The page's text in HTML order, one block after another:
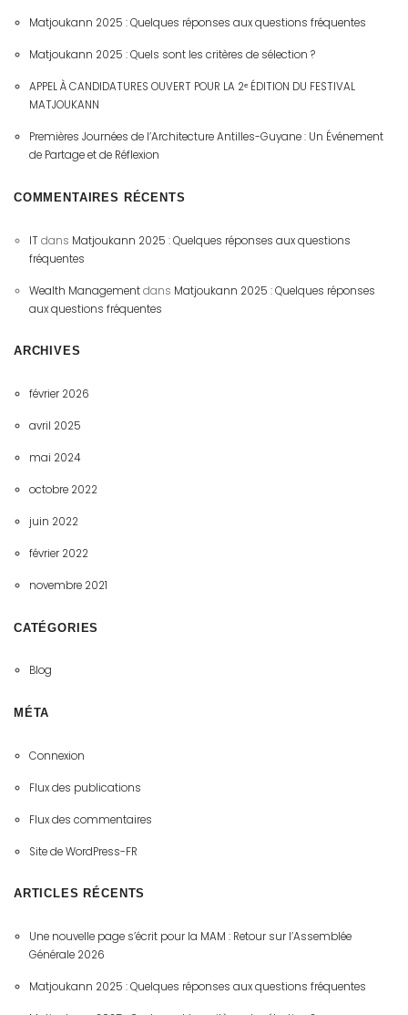
Matjoukann 2025 : Quelques réponses aux questions fréquentes
Matjoukann 2025 : Quels sont les critères de sélection ?
APPEL À CANDIDATURES OUVERT POUR LA 2ᵉ ÉDITION DU FESTIVAL
MATJOUKANN
Premières Journées de l’Architecture Antilles-Guyane : Un Événement
de Partage et de Réflexion
COMMENTAIRES RÉCENTS
ITdans Matjoukann 2025 : Quelques réponses aux questions
fréquentes
Wealth Managementdans Matjoukann 2025 : Quelques réponses
aux questions fréquentes
ARCHIVES
février 2026
avril 2025
mai 2024
octobre 2022
juin 2022
février 2022
novembre 2021
CATÉGORIES
Blog
MÉTA
Connexion
Flux des publications
Flux des commentaires
Site de WordPress-FR
ARTICLES RÉCENTS
Une nouvelle page s’écrit pour la MAM : Retour sur l’Assemblée
Générale 2026
Matjoukann 2025 : Quelques réponses aux questions fréquentes